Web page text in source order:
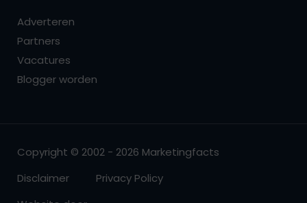
Adverteren
Partners
Vacatures
Blogger worden
Copyright © 2002 - 2026 Marketingfacts
Disclaimer
Privacy Policy